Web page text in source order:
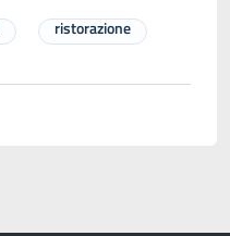
ristorazione